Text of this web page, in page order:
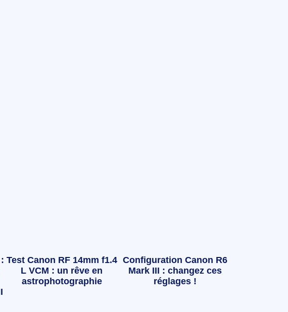
Test Canon RF 14mm f1.4
L VCM : un rêve en
astrophotographie
Configuration Canon R6
Mark III : changez ces
réglages !